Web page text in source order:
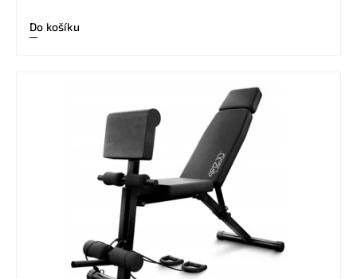
Do košíku